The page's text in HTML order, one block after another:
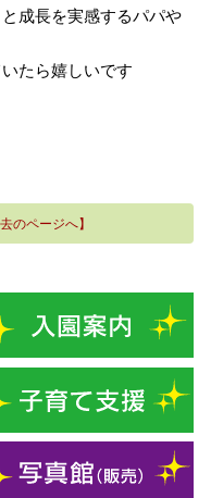
成長を実感するパパや
たら嬉しいです
去のページへ】